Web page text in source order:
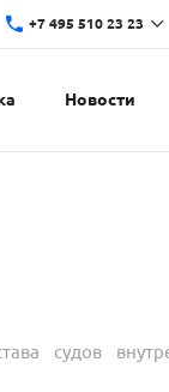
+7 495 510 23 23
Новости
судов